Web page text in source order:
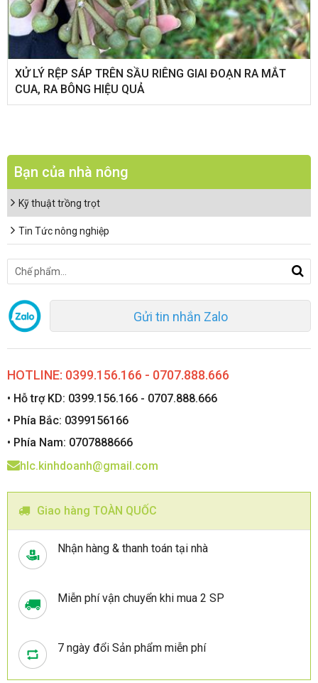
XỬ LÝ RỆP SÁP TRÊN SẦU RIÊNG GIAI ĐOẠN RA MẮT
CUA, RA BÔNG HIỆU QUẢ
Bạn của nhà nông
Kỹ thuật trồng trọt
Tin Tức nông nghiệp
Gửi tin nhắn Zalo
HOTLINE: 0399.156.166 - 0707.888.666
• Hỗ trợ KD: 0399.156.166 - 0707.888.666
• Phía Bắc: 0399156166
• Phía Nam: 0707888666
hlc.kinhdoanh@gmail.com
Giao hàng TOÀN QUỐC
Nhận hàng & thanh toán tại nhà
Miễn phí vận chuyển khi mua 2 SP
7 ngày đổi Sản phẩm miễn phí